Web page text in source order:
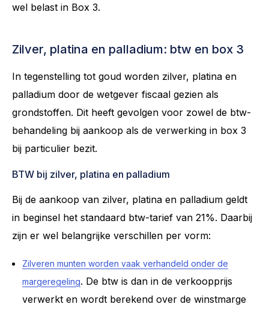
wel belast in Box 3.
Zilver, platina en palladium: btw en box 3
In tegenstelling tot goud worden zilver, platina en
palladium door de wetgever fiscaal gezien als
grondstoffen. Dit heeft gevolgen voor zowel de btw-
behandeling bij aankoop als de verwerking in box 3
bij particulier bezit.
BTW bij zilver, platina en palladium
Bij de aankoop van zilver, platina en palladium geldt
in beginsel het standaard btw-tarief van 21%. Daarbij
zijn er wel belangrijke verschillen per vorm:
Zilveren munten worden vaak verhandeld onder de
margeregeling. De btw is dan in de verkoopprijs
verwerkt en wordt berekend over de winstmarge